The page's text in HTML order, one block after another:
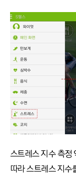
스트레스 지수 측정
따라 스트레스 지수